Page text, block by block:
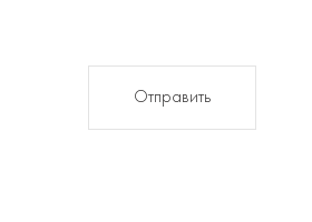
Отправить